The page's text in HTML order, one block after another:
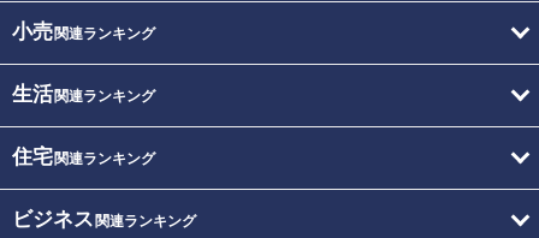
小売関連ランキング
生活関連ランキング
住宅関連ランキング
ビジネス 関連ランキング